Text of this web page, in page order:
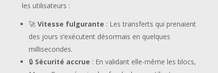
les utilisateurs :
🚀 Vitesse fulgurante : Les transferts qui prenaient
des jours s’exécutent désormais en quelques
millisecondes.
🔒 Sécurité accrue : En validant elle-même les blocs,